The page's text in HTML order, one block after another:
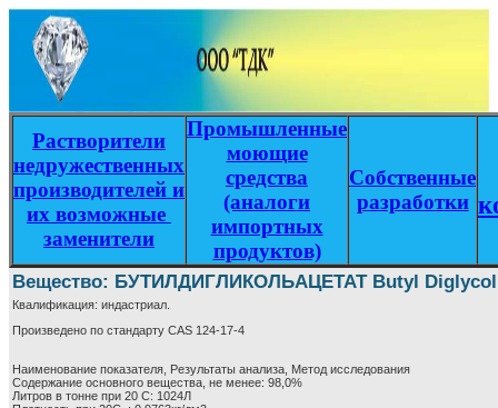
Растворители
недружественных
производителей и
их возможные
заменители
Промышленные
моющие
средства
(аналоги
импортных
продуктов)
Собственные
разработки
Вещество: БУТИЛДИГЛИКОЛЬАЦЕТАТ Butyl Diglycol
Квалификация: индастриал.
Произведено по стандарту CAS 124-17-4
Наименование показателя, Результаты анализа, Метод исследования
Содержание основного вещества, не менее: 98,0%
Литров в тонне при 20 С: 1024Л